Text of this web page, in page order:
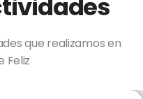
que realizamos en
Feliz